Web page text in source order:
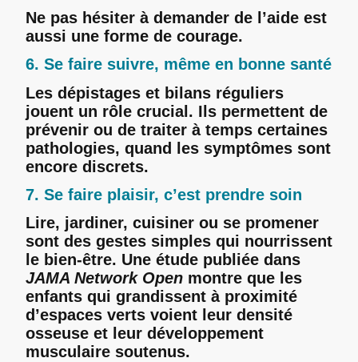
Ne pas hésiter à demander de l’aide est
aussi une forme de courage.
6. Se faire suivre, même en bonne santé
Les dépistages et bilans réguliers
jouent un rôle crucial. Ils permettent de
prévenir ou de traiter à temps certaines
pathologies, quand les symptômes sont
encore discrets.
7. Se faire plaisir, c’est prendre soin
Lire, jardiner, cuisiner ou se promener
sont des gestes simples qui nourrissent
le bien-être. Une étude publiée dans
JAMA Network Open montre que les
enfants qui grandissent à proximité
d’espaces verts voient leur densité
osseuse et leur développement
musculaire soutenus.